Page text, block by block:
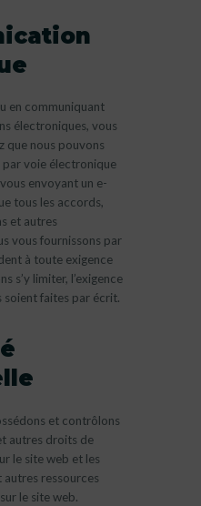
en communiquant
électroniques, vous
que nous pouvons
voie électronique
envoyant un e-
tous les accords,
et autres
vous fournissons par
à toute exigence
s’y limiter, l’exigence
soient faites par écrit.
et contrôlons
autres droits de
le site web et les
ressources
le site web.